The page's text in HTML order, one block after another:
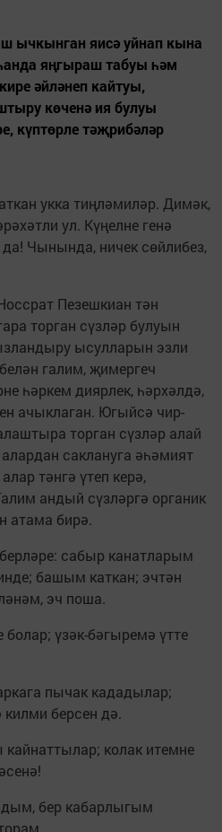
ычкынган яисә уйнап кына
яңгыраш табуы һәм
әйләнеп кайтуы,
көченә ия булуы
күптөрле тәҗрибәләр
укка тиңләмиләр. Димәк,
ул. Күңелне генә
да! Чынында, ничек сөйлибез,
Пезешкиан тән
торган сүзләр булуын
ысулларын эзли
галим, җимергеч
һәркем диярлек, һәрхәлдә,
ачыклаган. Югыйсә чир-
торган сүзләр алай
саклануга әһәмият
тәнгә үтеп керә,
андый сүзләргә органик
атама бирә.
сабыр канатларым
башым каткан; эчтән
эч поша.
үзәк-бәгыремә үтте
пычак кададылар;
берсен дә.
колак итемне
бер кабарлыгым